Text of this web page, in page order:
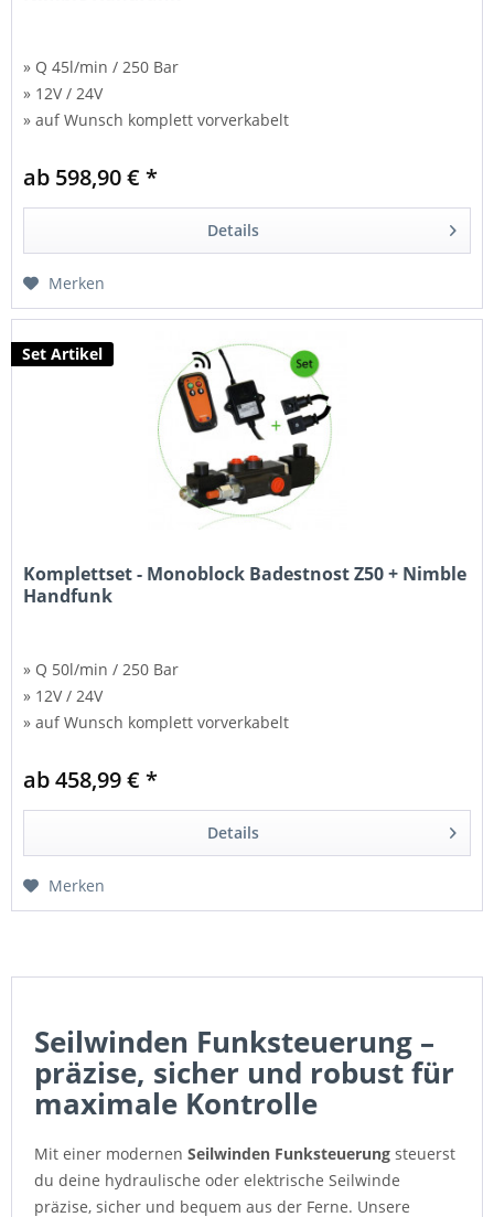
» Q 45l/min / 250 Bar
» 12V / 24V
» auf Wunsch komplett vorverkabelt
ab 598,90 € *
Details
Merken
Set Artikel
Komplettset - Monoblock Badestnost Z50 + Nimble
Handfunk
» Q 50l/min / 250 Bar
» 12V / 24V
» auf Wunsch komplett vorverkabelt
ab 458,99 € *
Details
Merken
Seilwinden Funksteuerung –
präzise, sicher und robust für
maximale Kontrolle
Mit einer modernen Seilwinden Funksteuerung steuerst
du deine hydraulische oder elektrische Seilwinde
präzise, sicher und bequem aus der Ferne. Unsere